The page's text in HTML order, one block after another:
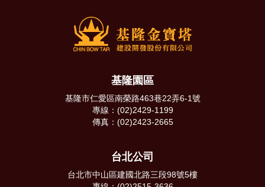
基隆園區
基隆市仁愛區南榮路463巷22弄6-1號
專線：(02)2429-1199
傳真：(02)2423-2665
台北公司
台北市中山區建國北路三段98號5樓